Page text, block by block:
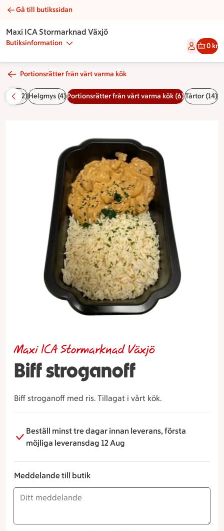
Biff stroganoff | Catering Maxi ICA Stormarknad Växjö
Gå till butikssidan
Maxi ICA Stormarknad Växjö
Butiksinformation 0 kr
Portionsrätter från vårt varma kök
(2)Helgmys (4)Portionsrätter från vårt varma kök (6)Tårtor (14)
Biff stroganoff
Maxi ICA Stormarknad Växjö
Biff stroganoff med ris. Tillagat i vårt kök.
Beställ minst tre dagar innan leverans, första
möjliga leveransdag 12 Aug
Meddelande till butik